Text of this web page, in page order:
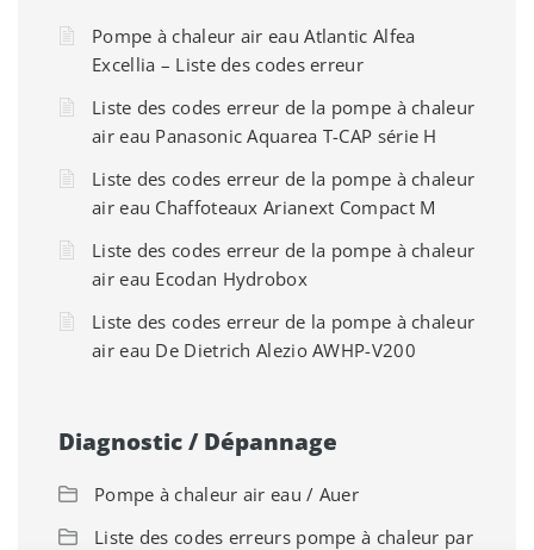
Pompe à chaleur air eau Atlantic Alfea
Excellia – Liste des codes erreur
Liste des codes erreur de la pompe à chaleur
air eau Panasonic Aquarea T-CAP série H
Liste des codes erreur de la pompe à chaleur
air eau Chaffoteaux Arianext Compact M
Liste des codes erreur de la pompe à chaleur
air eau Ecodan Hydrobox
Liste des codes erreur de la pompe à chaleur
air eau De Dietrich Alezio AWHP-V200
Diagnostic / Dépannage
Pompe à chaleur air eau / Auer
Liste des codes erreurs pompe à chaleur par